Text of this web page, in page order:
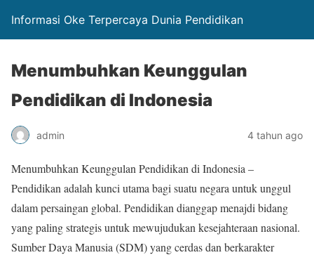
Informasi Oke Terpercaya Dunia Pendidikan
Menumbuhkan Keunggulan
Pendidikan di Indonesia
admin 4 tahun ago
Menumbuhkan Keunggulan Pendidikan di Indonesia –
Pendidikan adalah kunci utama bagi suatu negara untuk unggul
dalam persaingan global. Pendidikan dianggap menajdi bidang
yang paling strategis untuk mewujudukan kesejahteraan nasional.
Sumber Daya Manusia (SDM) yang cerdas dan berkarakter